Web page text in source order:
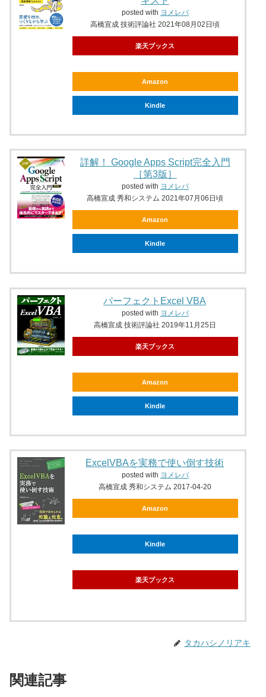
posted with ヨメレバ
高橋宣成 技術評論社 2021年08月02日頃
楽天ブックス
Amazon
Kindle
詳解！ Google Apps Script完全入門
［第3版］
posted with ヨメレバ
高橋宣成 秀和システム 2021年07月06日頃
Amazon
Kindle
パーフェクトExcel VBA
posted with ヨメレバ
高橋宣成 技術評論社 2019年11月25日
楽天ブックス
Amazon
Kindle
ExcelVBAを実務で使い倒す技術
posted with ヨメレバ
高橋宣成 秀和システム 2017-04-20
Amazon
Kindle
楽天ブックス
タカハシノリアキ
関連記事